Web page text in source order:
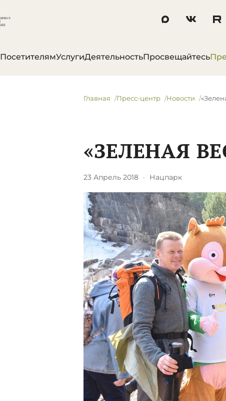
ПосетителямУслугиДеятельностьПросвещайтесь
Главная Пресс-центр Новости
«ЗЕЛЕНАЯ
23 Апрель 2018 · Нацпарк